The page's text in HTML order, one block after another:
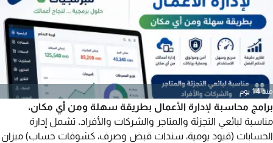
منذ 14 يوم
برامج محاسبة لإدارة الأعمال بطريقة سهلة ومن أي مكان،
مناسبة لبائعي التجزئة والمتاجر والشركات والأفراد. تشمل إدارة
الحسابات (قيود يومية، سندات قبض وصرف، كشوفات حساب) ميزان